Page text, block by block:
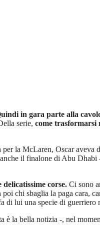
in gara parte alla
serie, come
la McLaren, Oscar aveva
il finalone di Abu Dhabi
corse. Ci sono
chi sbaglia la paga cara,
di lui una specie di guerriero
è la bella notizia -, nel